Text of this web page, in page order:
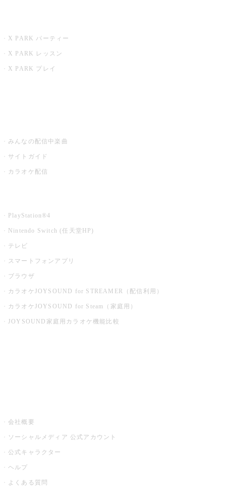
X PARK パーティー
X PARK レッスン
X PARK プレイ
みんなの配信中楽曲
サイトガイド
カラオケ配信
PlayStation®4
Nintendo Switch (任天堂HP)
テレビ
スマートフォンアプリ
ブラウザ
カラオケJOYSOUND for STREAMER（配信利用）
カラオケJOYSOUND for Steam（家庭用）
JOYSOUND家庭用カラオケ機能比較
会社概要
ソーシャルメディア 公式アカウント
公式キャラクター
ヘルプ
よくある質問